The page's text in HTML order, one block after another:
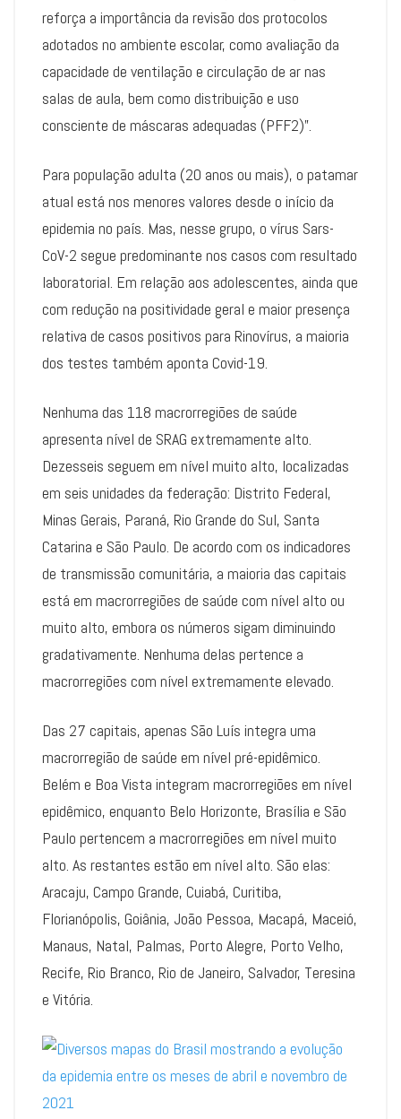
reforça a importância da revisão dos protocolos
adotados no ambiente escolar, como avaliação da
capacidade de ventilação e circulação de ar nas
salas de aula, bem como distribuição e uso
consciente de máscaras adequadas (PFF2)”.
Para população adulta (20 anos ou mais), o patamar
atual está nos menores valores desde o início da
epidemia no país. Mas, nesse grupo, o vírus Sars-
CoV-2 segue predominante nos casos com resultado
laboratorial. Em relação aos adolescentes, ainda que
com redução na positividade geral e maior presença
relativa de casos positivos para Rinovírus, a maioria
dos testes também aponta Covid-19.
Nenhuma das 118 macrorregiões de saúde
apresenta nível de SRAG extremamente alto.
Dezesseis seguem em nível muito alto, localizadas
em seis unidades da federação: Distrito Federal,
Minas Gerais, Paraná, Rio Grande do Sul, Santa
Catarina e São Paulo. De acordo com os indicadores
de transmissão comunitária, a maioria das capitais
está em macrorregiões de saúde com nível alto ou
muito alto, embora os números sigam diminuindo
gradativamente. Nenhuma delas pertence a
macrorregiões com nível extremamente elevado.
Das 27 capitais, apenas São Luís integra uma
macrorregião de saúde em nível pré-epidêmico.
Belém e Boa Vista integram macrorregiões em nível
epidêmico, enquanto Belo Horizonte, Brasília e São
Paulo pertencem a macrorregiões em nível muito
alto. As restantes estão em nível alto. São elas:
Aracaju, Campo Grande, Cuiabá, Curitiba,
Florianópolis, Goiânia, João Pessoa, Macapá, Maceió,
Manaus, Natal, Palmas, Porto Alegre, Porto Velho,
Recife, Rio Branco, Rio de Janeiro, Salvador, Teresina
e Vitória.